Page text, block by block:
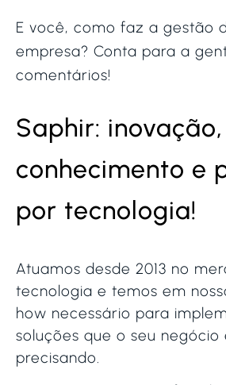
E você, como faz a gestão
empresa? Conta para a
comentários!
Saphir: inovação,
conhecimento e
por tecnologia!
Atuamos desde 2013 no
tecnologia e temos em
how necessário para
soluções que o seu negócio
precisando.